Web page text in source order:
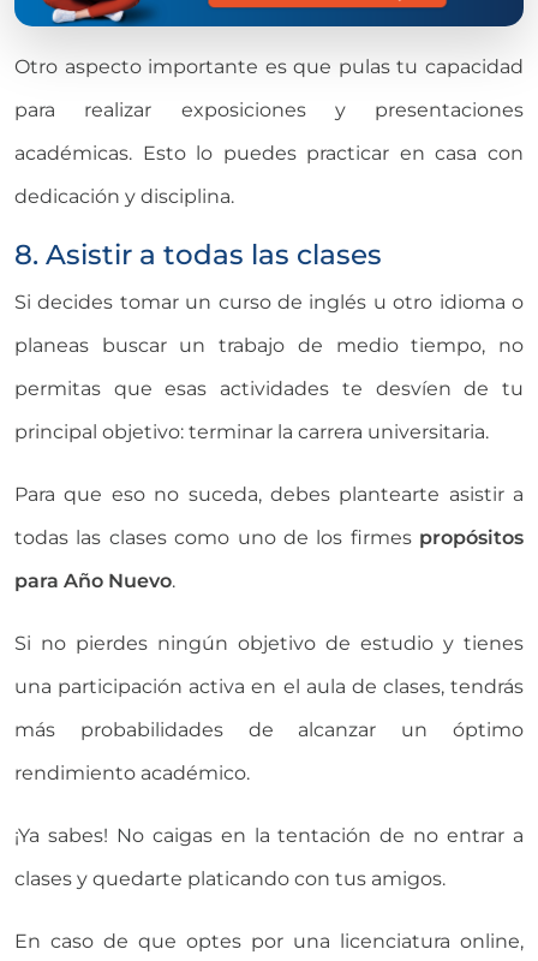
Otro aspecto importante es que pulas tu capacidad
para realizar exposiciones y presentaciones
académicas. Esto lo puedes practicar en casa con
dedicación y disciplina.
8. Asistir a todas las clases
Si decides tomar un curso de inglés u otro idioma o
planeas buscar un trabajo de medio tiempo, no
permitas que esas actividades te desvíen de tu
principal objetivo: terminar la carrera universitaria.
Para que eso no suceda, debes plantearte asistir a
todas las clases como uno de los firmespropósitos
para Año Nuevo.
Si no pierdes ningún objetivo de estudio y tienes
una participación activa en el aula de clases, tendrás
más probabilidades de alcanzar un óptimo
rendimiento académico.
¡Ya sabes! No caigas en la tentación de no entrar a
clases y quedarte platicando con tus amigos.
En caso de que optes por una licenciatura online,